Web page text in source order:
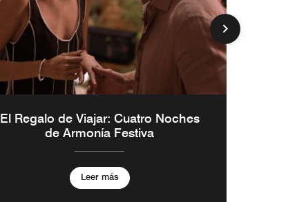
El Regalo de Viajar: Cuatro Noches
de Armonía Festiva
Leer más